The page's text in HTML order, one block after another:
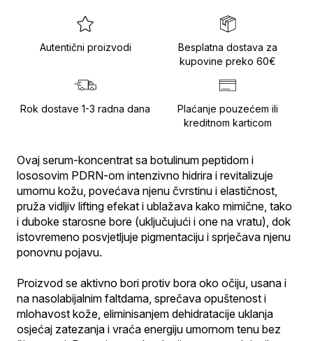
Autentični proizvodi
Besplatna dostava za
kupovine preko 60€
Rok dostave 1-3 radna dana
Plaćanje pouzećem ili
kreditnom karticom
Ovaj serum-koncentrat sa botulinum peptidom i
lososovim PDRN-om intenzivno hidrira i revitalizuje
umornu kožu, povećava njenu čvrstinu i elastičnost,
pruža vidljiv lifting efekat i ublažava kako mimične, tako
i duboke starosne bore (uključujući i one na vratu), dok
istovremeno posvjetljuje pigmentaciju i sprječava njenu
ponovnu pojavu.
Proizvod se aktivno bori protiv bora oko očiju, usana i
na nasolabijalnim faltdama, sprečava opuštenost i
mlohavost kože, eliminisanjem dehidratacije uklanja
osjećaj zatezanja i vraća energiju umornom tenu bez